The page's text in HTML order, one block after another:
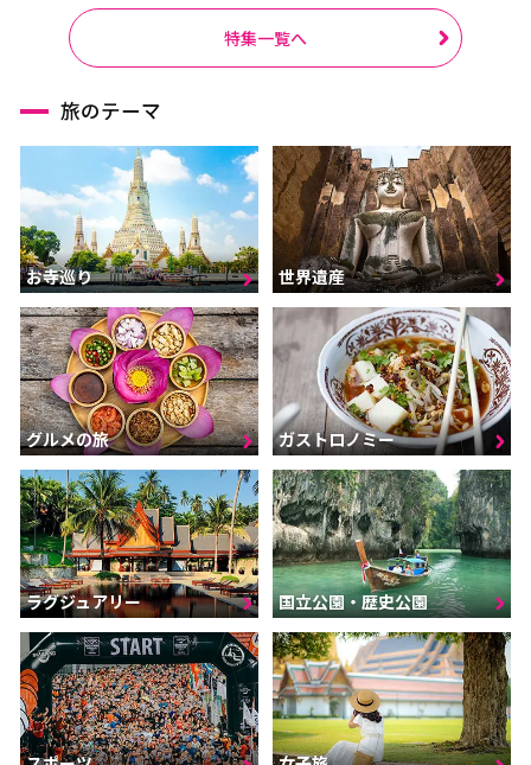
特集一覧へ
旅のテーマ
お寺巡り 世界遺産
グルメの旅 ガストロノミー
ラグジュアリー 国立公園・歴史公園